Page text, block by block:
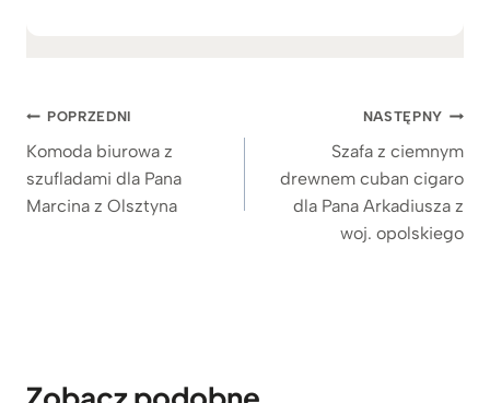
Nawigacja
wpisu
POPRZEDNI
Komoda biurowa z
szufladami dla Pana
Marcina z Olsztyna
NASTĘPNY
Szafa z ciemnym
drewnem cuban cigaro
dla Pana Arkadiusza z
woj. opolskiego